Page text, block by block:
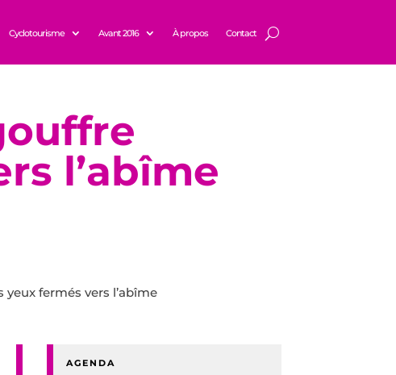
Cyclotourisme Avant 2016 À propos Contact
l’abîme
fermés vers l’abîme
AGENDA